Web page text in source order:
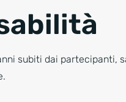
subiti dai partecipanti,